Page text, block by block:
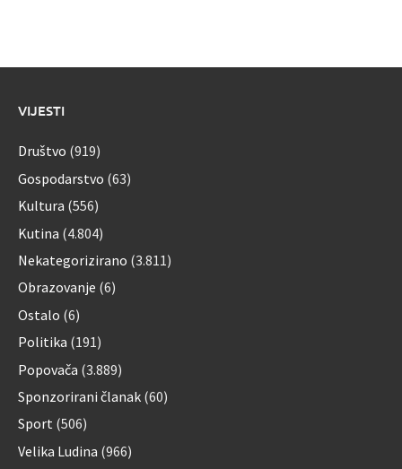
VIJESTI
Društvo (919)
Gospodarstvo (63)
Kultura (556)
Kutina (4.804)
Nekategorizirano (3.811)
Obrazovanje (6)
Ostalo (6)
Politika (191)
Popovača (3.889)
Sponzorirani članak (60)
Sport (506)
Velika Ludina (966)